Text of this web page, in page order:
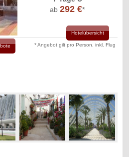
ab292 €*
Hotelübersicht
* Angebot gilt pro Person, inkl. Flug